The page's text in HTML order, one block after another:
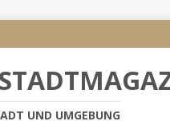
UND UMGEBUNG